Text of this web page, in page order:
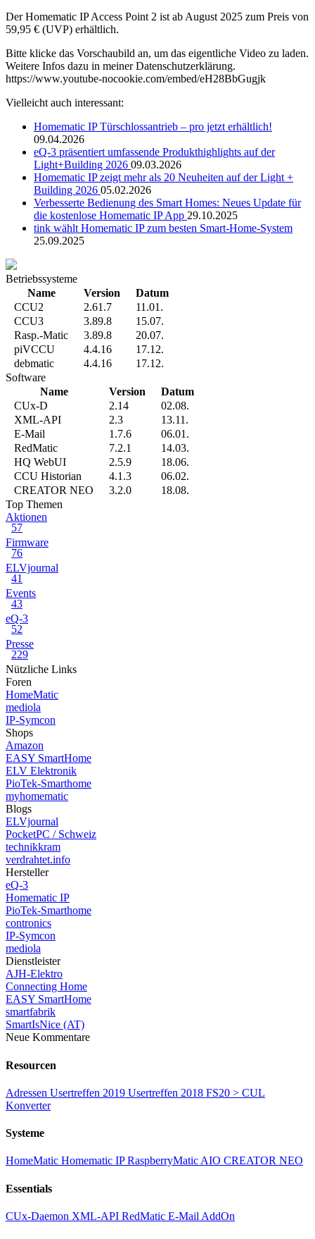
Der Homematic IP Access Point 2 ist ab August 2025 zum Preis von
59,95 € (UVP) erhältlich.
Bitte klicke das Vorschaubild an, um das eigentliche Video zu laden.
Weitere Infos dazu in meinerDatenschutzerklärung.
https://www.youtube-nocookie.com/embed/eH28BbGugjk
Vielleicht auch interessant:
Homematic IP Türschlossantrieb – pro jetzt erhältlich!
09.04.2026
eQ-3 präsentiert umfassende Produkthighlights auf der
Light+Building 2026 09.03.2026
Homematic IP zeigt mehr als 20 Neuheiten auf der Light +
Building 2026 05.02.2026
Verbesserte Bedienung des Smart Homes: Neues Update für
die kostenlose Homematic IP App 29.10.2025
tink wählt Homematic IP zum besten Smart-Home-System
25.09.2025
Betriebssysteme
Name
Version
Datum
CCU2
2.61.7
11.01.
CCU3
3.89.8
15.07.
Rasp.-Matic
3.89.8
20.07.
piVCCU
4.4.16
17.12.
debmatic
4.4.16
17.12.
Software
Name
Version
Datum
CUx-D
2.14
02.08.
XML-API
2.3
13.11.
E-Mail
1.7.6
06.01.
RedMatic
7.2.1
14.03.
HQ WebUI
2.5.9
18.06.
CCU Historian
4.1.3
06.02.
CREATOR NEO
3.2.0
18.08.
Top Themen
Aktionen
57
Firmware
76
ELVjournal
41
Events
43
eQ-3
52
Presse
229
Nützliche Links
Foren
HomeMatic
mediola
IP-Symcon
Shops
Amazon
EASY SmartHome
ELV Elektronik
PioTek-Smarthome
myhomematic
Blogs
ELVjournal
PocketPC / Schweiz
technikkram
verdrahtet.info
Hersteller
eQ-3
Homematic IP
PioTek-Smarthome
contronics
IP-Symcon
mediola
Dienstleister
AJH-Elektro
Connecting Home
EASY SmartHome
smartfabrik
SmartIsNice (AT)
Neue Kommentare
Resourcen
Adressen Usertreffen 2019 Usertreffen 2018 FS20 > CUL
Konverter
Systeme
HomeMatic Homematic IPRaspberryMatic AIO CREATOR NEO
Essentials
CUx-Daemon XML-API RedMatic E-Mail AddOn